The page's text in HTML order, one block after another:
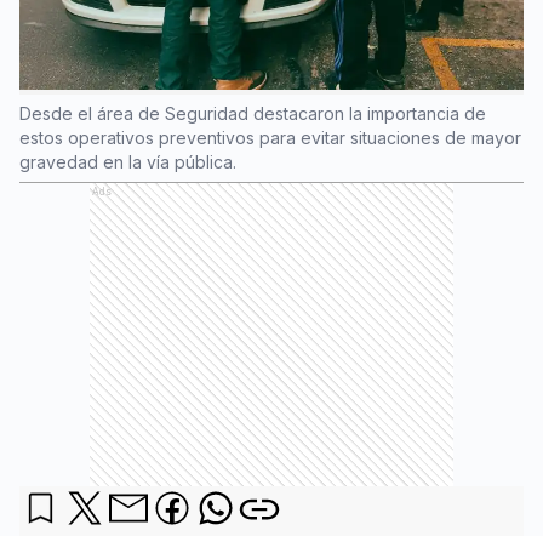
Desde el área de Seguridad destacaron la importancia de
estos operativos preventivos para evitar situaciones de mayor
gravedad en la vía pública.
Ads